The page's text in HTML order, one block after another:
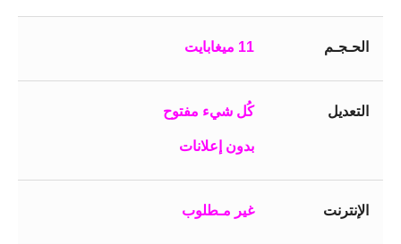
الحـجـم 11 ميغابايت
التعديل كُل شيء مفتوح
بدون إعلانات
الإنترنت غير مـطلوب